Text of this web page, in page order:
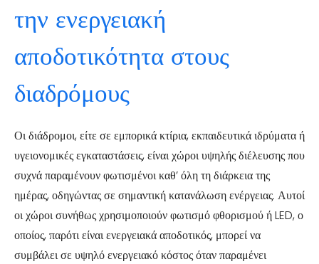
την ενεργειακή
αποδοτικότητα στους
διαδρόμους
Οι διάδρομοι, είτε σε εμπορικά κτίρια, εκπαιδευτικά ιδρύματα ή
υγειονομικές εγκαταστάσεις, είναι χώροι υψηλής διέλευσης που
συχνά παραμένουν φωτισμένοι καθ’ όλη τη διάρκεια της
ημέρας, οδηγώντας σε σημαντική κατανάλωση ενέργειας. Αυτοί
οι χώροι συνήθως χρησιμοποιούν φωτισμό φθορισμού ή LED, ο
οποίος, παρότι είναι ενεργειακά αποδοτικός, μπορεί να
συμβάλει σε υψηλό ενεργειακό κόστος όταν παραμένει